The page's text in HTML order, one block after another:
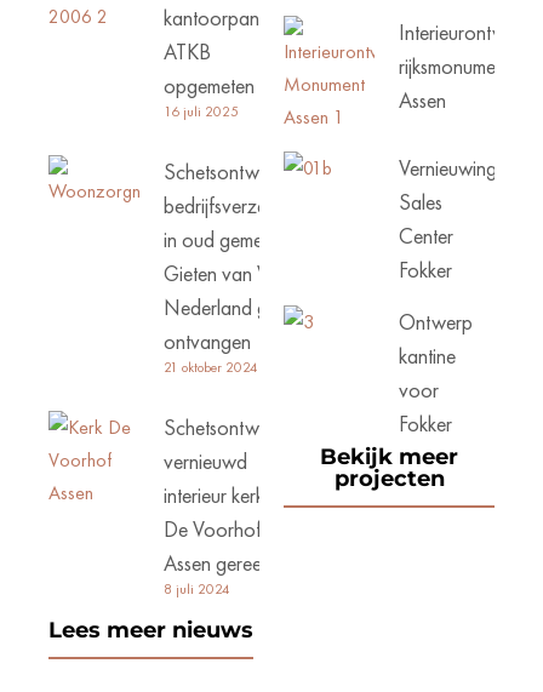
kantoorpand
ATKB
opgemeten
16 juli 2025
Schetsontwerp
bedrijfsverzamelgebouw
in oud gemeentehuis
Gieten van Woonzorg
Nederland goed
ontvangen
21 oktober 2024
Schetsontwerp
vernieuwd
interieur kerk
De Voorhof
Assen gereed
8 juli 2024
Lees meer nieuws
Interieurontwerp
rijksmonument
Assen
Vernieuwing
Sales
Center
Fokker
Ontwerp
kantine
voor
Fokker
Bekijk meer
projecten